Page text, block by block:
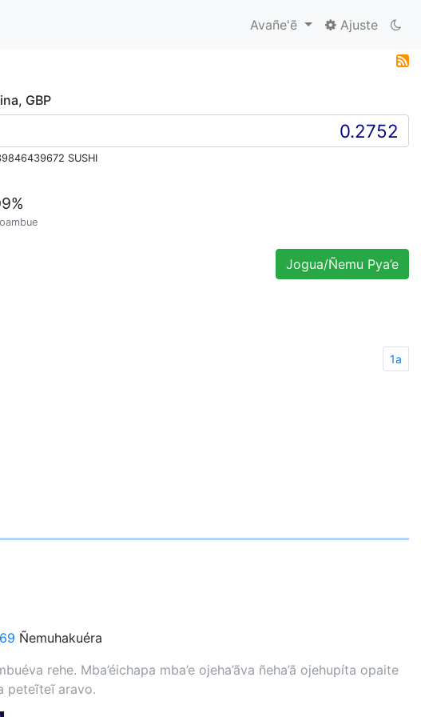
Avañe'ẽ Ajuste
GBP
SUSHI
%
Jogua/Ñemu Pya’e
1a
Ñemuhakuéra
rehe. Mba’éichapa mba’e ojeha’ãva ñeha’ã ojehupíta opaite
peteĩteĩ aravo.